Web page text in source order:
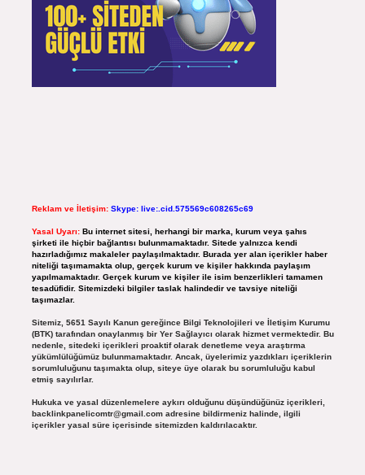
Reklam ve İletişim: Skype: live:.cid.575569c608265c69
Yasal Uyarı: Bu internet sitesi, herhangi bir marka, kurum veya şahıs
şirketi ile hiçbir bağlantısı bulunmamaktadır. Sitede yalnızca kendi
hazırladığımız makaleler paylaşılmaktadır. Burada yer alan içerikler haber
niteliği taşımamakta olup, gerçek kurum ve kişiler hakkında paylaşım
yapılmamaktadır. Gerçek kurum ve kişiler ile isim benzerlikleri tamamen
tesadüfidir. Sitemizdeki bilgiler taslak halindedir ve tavsiye niteliği
taşımazlar.
Sitemiz, 5651 Sayılı Kanun gereğince Bilgi Teknolojileri ve İletişim Kurumu
(BTK) tarafından onaylanmış bir Yer Sağlayıcı olarak hizmet vermektedir. Bu
nedenle, sitedeki içerikleri proaktif olarak denetleme veya araştırma
yükümlülüğümüz bulunmamaktadır. Ancak, üyelerimiz yazdıkları içeriklerin
sorumluluğunu taşımakta olup, siteye üye olarak bu sorumluluğu kabul
etmiş sayılırlar.
Hukuka ve yasal düzenlemelere aykırı olduğunu düşündüğünüz içerikleri,
backlinkpanelicomtr@gmail.comadresine bildirmeniz halinde, ilgili
içerikler yasal süre içerisinde sitemizden kaldırılacaktır.